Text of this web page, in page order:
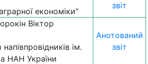
економіки”
звіт
Віктор
ім.
НАН України
Анотований
звіт